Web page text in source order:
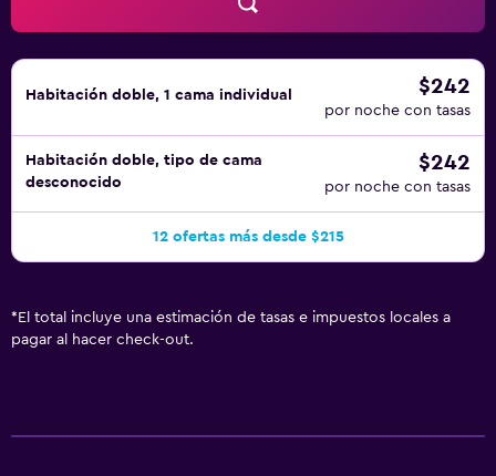
Habitación doble, 1 cama individual $242
por noche con tasas
Habitación doble, tipo de cama
desconocido
$242
por noche con tasas
12 ofertas más desde $215
* El total incluye una estimación de tasas e impuestos locales a
pagar al hacer check-out.